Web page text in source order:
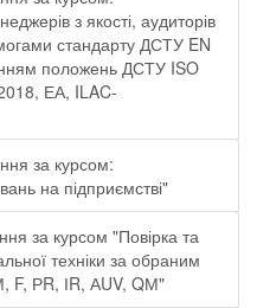
з якості, аудиторів
стандарту ДСТУ EN
положень ДСТУ ISO
ЕА, ILAC-
за курсом:
на підприємстві"
за курсом "Повірка та
техніки за обраним
F, РR, ІR, АUV, QМ"